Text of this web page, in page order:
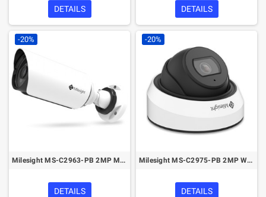
DETAILS DETAILS
-20%
Milesight MS-C2963-PB 2MP Mini Bullet Network Camera
DETAILS
-20%
Milesight MS-C2975-PB 2MP Weather-proof Mini Dome Network Camera
DETAILS